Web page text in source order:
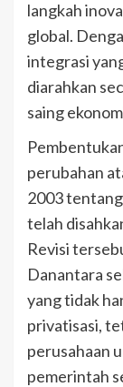
langkah
global.
integrasi
diarahkan
saing
perubahan
2003
telah
Revisi
Danantara
yang tidak
privatisasi,
perusahaan
pemerintah